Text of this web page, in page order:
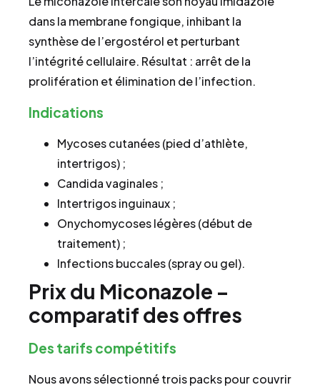
dans la membrane fongique, inhibant la
synthèse de l’ergostérol et perturbant
l’intégrité cellulaire. Résultat : arrêt de la
prolifération et élimination de l’infection.
Indications
Mycoses cutanées (pied d’athlète,
intertrigos) ;
Candida vaginales ;
Intertrigos inguinaux ;
Onychomycoses légères (début de
traitement) ;
Infections buccales (spray ou gel).
Prix du Miconazole –
comparatif des offres
Des tarifs compétitifs
Nous avons sélectionné trois packs pour couvrir